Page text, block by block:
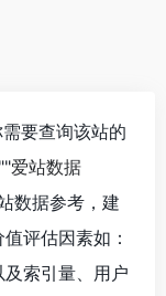
要查询该站的
""爱站数据
数据参考，建
评估因素如：
索引量、用户